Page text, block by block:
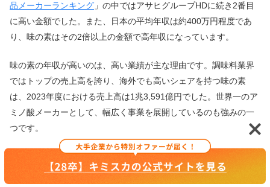
品メーカーランキング 」の中ではアサヒグループHDに続き2番目
に高い金額でした。また、日本の平均年収は約400万円程度であ
り、味の素はその2倍以上の金額で高年収になっています。
味の素の年収が高いのは、 高い業績が主な理由です。調味料業界
ではトップの売上高を誇り、海外でも高いシェアを持つ味の素
は、2023年度における売上高は1兆3,591億円でした。世界一のア
ミノ酸メーカーとして、幅広く事業を展開しているのも強みの一
つです。
味の素の平均年収は以下の通りです。